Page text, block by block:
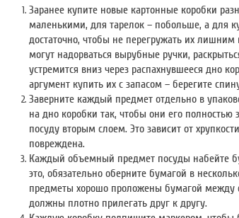
Заранее купите новые картонные коробки
маленькими, для тарелок – побольше, а для
достаточно, чтобы не перегружать их
могут надорваться вырубные ручки,
устремится вниз через распахнувшееся дно
аргумент купить их с запасом – берегите
Заверните каждый предмет отдельно в
на дно коробки так, чтобы они его
посуду вторым слоем. Это зависит от
повреждена.
Каждый объемный предмет посуды набейте
это, обязательно оберните бумагой в
предметы хорошо проложены бумагой между
должны плотно прилегать друг к другу.